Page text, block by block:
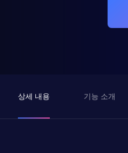
상세 내용 기능 소개